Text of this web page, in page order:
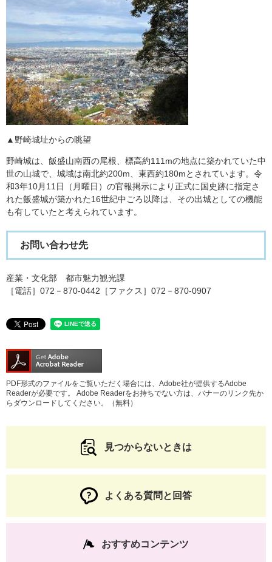
▲野崎城址からの眺望
野崎城は、飯盛山南西の尾根、標高約111mの地点に築かれていた中
世の山城で、城域は南北約200m、東西約180mとされています。令
和3年10月11日（月曜日）の官報掲示により正式に国史跡に指定さ
れた飯盛城が築かれた16世紀中ごろ以降は、その出城としての機能
も有していたと考えられています。
お問い合わせ先
産業・文化部 都市魅力観光課
［電話］072－870-0442［ファクス］072－870-0907
PDF形式のファイルをご覧いただく場合には、Adobe社が提供するAdobe
Readerが必要です。
Adobe Readerをお持ちでない方は、バナーのリンク先か
らダウンロードしてください。（無料）
見つからないときは
よくある質問と回答
おすすめコンテンツ